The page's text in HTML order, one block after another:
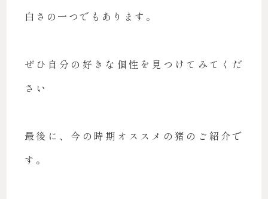
白さの一つでもあります。
ぜひ自分の好きな個性を見つけてみてくだ
さい
最後に、今の時期オススメの猪のご紹介で
す。